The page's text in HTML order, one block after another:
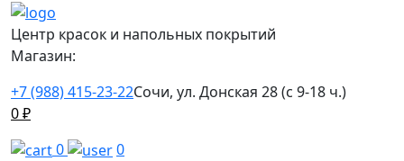
Центр красок и напольных покрытий
Магазин:
+7 (988) 415-23-22Сочи, ул. Донская 28 (с 9-18 ч.)
0₽
0
0